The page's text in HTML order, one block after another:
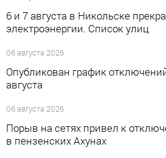
6 и 7 августа в Никольске
электроэнергии. Список улиц
06 августа 2026
Опубликован график
августа
06 августа 2026
Порыв на сетях привел к
в пензенских Ахунах